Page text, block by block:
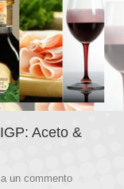
Aceto &
un commento